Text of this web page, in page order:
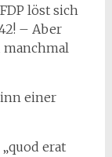
löst sich
– Aber
manchmal
einer
erat